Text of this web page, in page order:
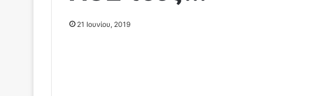
21 Ιουνίου, 2019